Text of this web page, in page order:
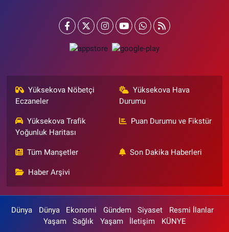
Yüksekova Nöbetçi
Eczaneler
Yüksekova Hava
Durumu
Yüksekova Trafik
Yoğunluk Haritası
Puan Durumu ve Fikstür
Tüm Manşetler Son Dakika Haberleri
Haber Arşivi
Dünya Dünya Ekonomi Gündem Siyaset
Resmi İlanlar
Yaşam
Sağlık Yaşam İletişim KÜNYE